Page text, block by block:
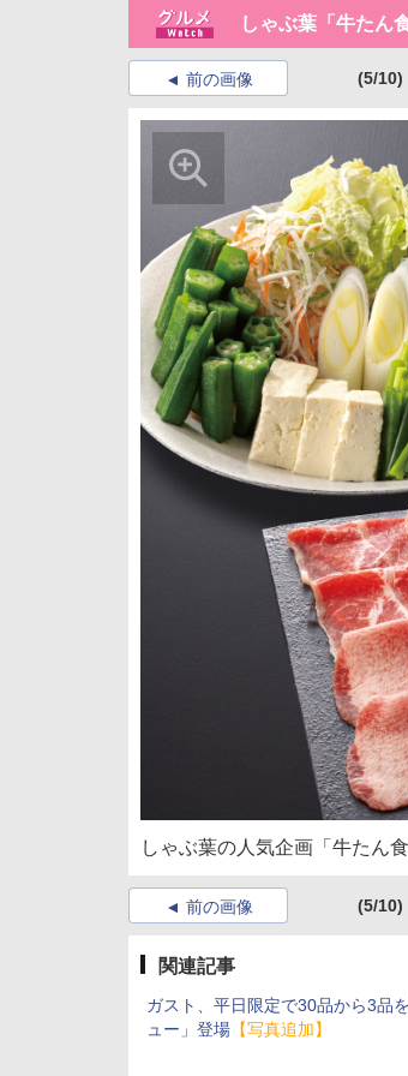
しゃぶ葉「牛たん
前の画像 (5/10)
しゃぶ葉の人気企画「牛たん食
前の画像 (5/10)
関連記事
ガスト、平日限定で30品から3品
ュー」登場 【写真追加】